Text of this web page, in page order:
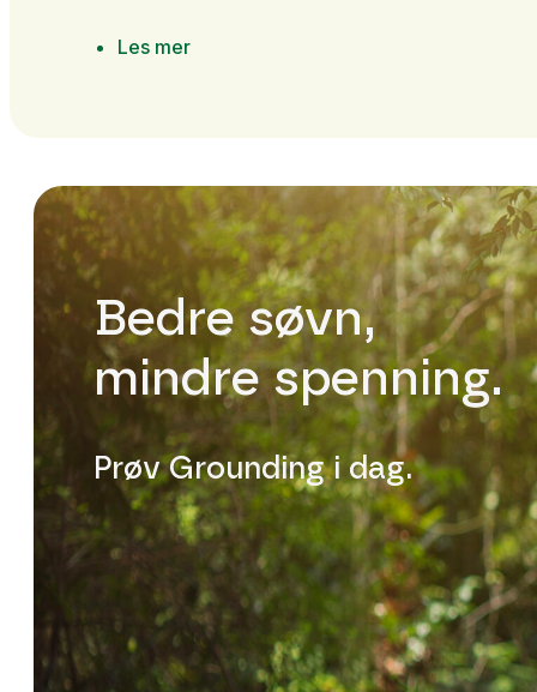
Les mer
Bedre søvn,
mindre spenning.
Prøv Grounding i dag.